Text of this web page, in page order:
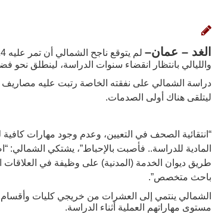
الغد – عمان–
والليالي بانتظار انقضاء سنوات الدراسة، لينطلق نحو
دراسة الشمالي على نفقته الخاصة رتبت عليه
ليتلقى هناك أولى الصدمات.
“انتقائية الصحف في التعيين، وعدم وجود مهارات
طريق ديوان الخدمة (المدنية) على وظيفة في
باحث متخصص”.
الشمالي ينتمي إلى العشرات من خريجي كليات وأقسام
مستوى مهاراتهم العملية أثناء الدراسة.